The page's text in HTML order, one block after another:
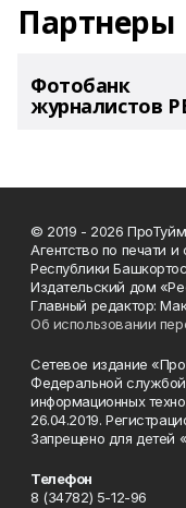
Партнеры
Фотобанк
журналистов
© 2019 - 2026
Агентство по печати
Республики
Издательский дом
Главный редактор:
Об использовании
Сетевое издание
Федеральной
информационных
26.04.2019.
Запрещено для детей
Телефон
8 (34782) 5-12-96